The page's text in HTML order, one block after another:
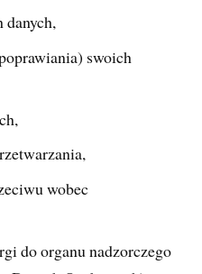
danych,
swoich
wobec
do organu nadzorczego